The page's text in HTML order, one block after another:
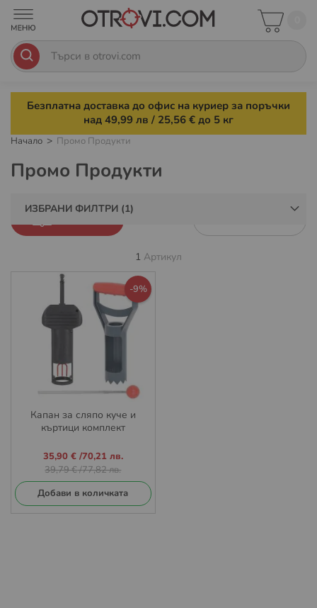
Безплатна доставка до офис на куриер за поръчки
над 49,99 лв / 25,56 € до 5 кг
Начало Промо Продукти
Промо Продукти
1 Артикул
-9%
Капан за сляпо куче и
къртици комплект
Промо
цена
35,90 €/70,21 лв.
39,79 €/77,82 лв.
Добави в количката
ИЗБРАНИ ФИЛТРИ